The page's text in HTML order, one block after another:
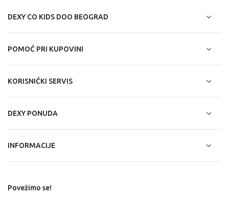
DEXY CO KIDS DOO BEOGRAD
POMOĆ PRI KUPOVINI
KORISNIČKI SERVIS
DEXY PONUDA
INFORMACIJE
Povežimo se!